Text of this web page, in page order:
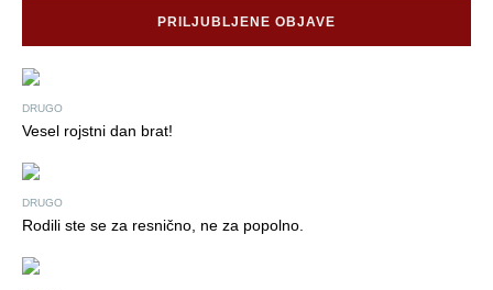
PRILJUBLJENE OBJAVE
DRUGO
Vesel rojstni dan brat!
DRUGO
Rodili ste se za resnično, ne za popolno.